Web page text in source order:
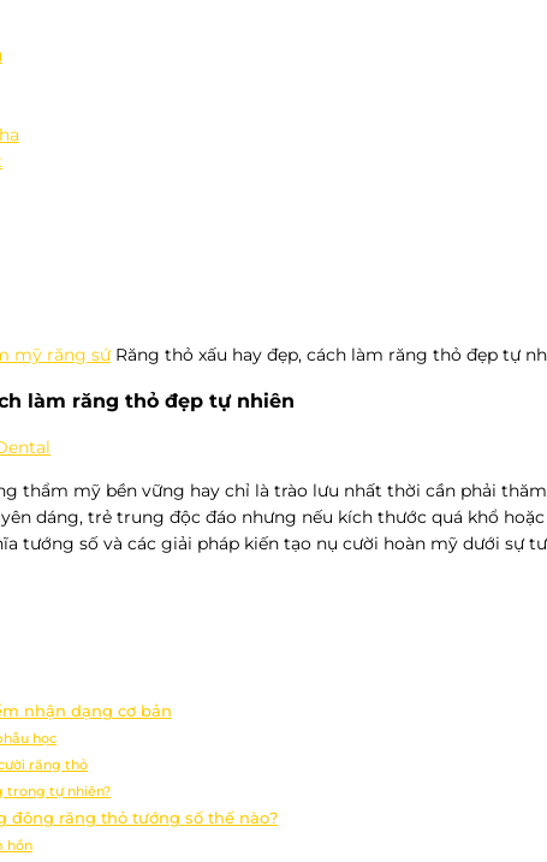
mỹ răng sứ Răng thỏ xấu hay đẹp, cách làm răng thỏ đẹp tự
làm răng thỏ đẹp tự nhiên
thẩm mỹ bền vững hay chỉ là trào lưu nhất thời cần phải
dáng, trẻ trung độc đáo nhưng nếu kích thước quá khổ
tướng số và các giải pháp kiến tạo nụ cười hoàn mỹ dưới sự
nhận dạng cơ bản
học
răng thỏ
trong tự nhiên?
đông răng thỏ tướng số thế nào?
hồn